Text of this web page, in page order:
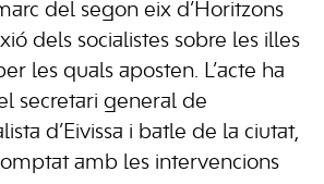
del segon eix d’Horitzons
dels socialistes sobre les illes
les quals aposten. L’acte ha
secretari general de
d’Eivissa i batle de la ciutat,
amb les intervencions